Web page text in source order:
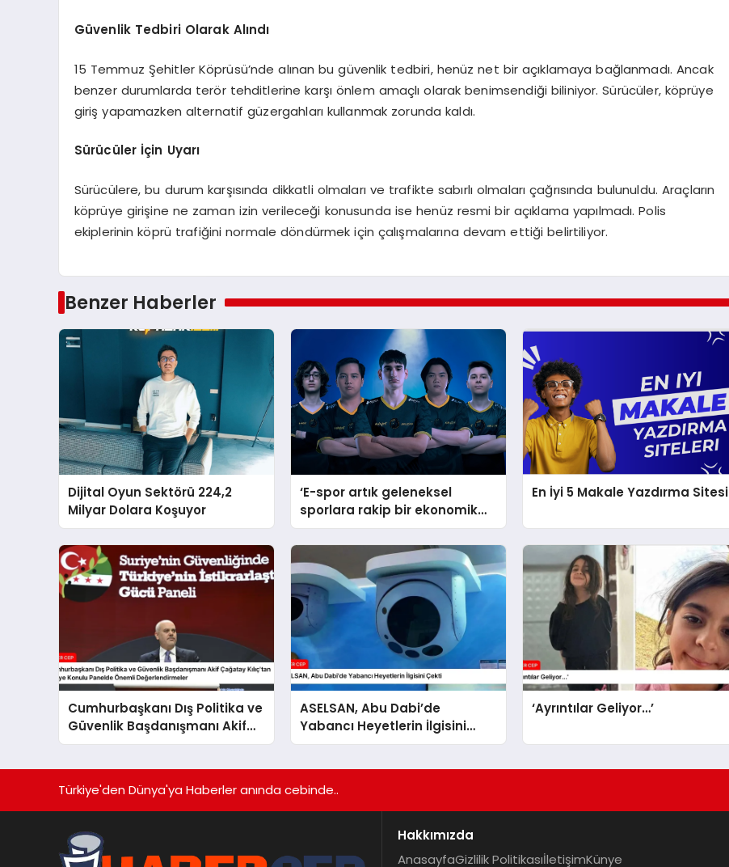
Güvenlik Tedbiri Olarak Alındı
15 Temmuz Şehitler Köprüsü’nde alınan bu güvenlik tedbiri, henüz net bir açıklamaya bağlanmadı. Ancak
benzer durumlarda terör tehditlerine karşı önlem amaçlı olarak benimsendiği biliniyor. Sürücüler, köprüye
giriş yapamazken alternatif güzergahları kullanmak zorunda kaldı.
Sürücüler İçin Uyarı
Sürücülere, bu durum karşısında dikkatli olmaları ve trafikte sabırlı olmaları çağrısında bulunuldu. Araçların
köprüye girişine ne zaman izin verileceği konusunda ise henüz resmi bir açıklama yapılmadı. Polis
ekiplerinin köprü trafiğini normale döndürmek için çalışmalarına devam ettiği belirtiliyor.
Benzer Haberler
Dijital Oyun Sektörü 224,2
Milyar Dolara Koşuyor
‘E-spor artık geleneksel
sporlara rakip bir ekonomik
büyüklüğe sahip’
En İyi 5 Makale Yazdırma Sitesi
Cumhurbaşkanı Dış Politika ve
Güvenlik Başdanışmanı Akif
Çağatay Kılıç’tan Suriye
ASELSAN, Abu Dabi’de
Yabancı Heyetlerin İlgisini
Çekti
‘Ayrıntılar Geliyor…’
Türkiye'den Dünya'ya Haberler anında cebinde..
Hakkımızda
AnasayfaGizlilik PolitikasıİletişimKünye